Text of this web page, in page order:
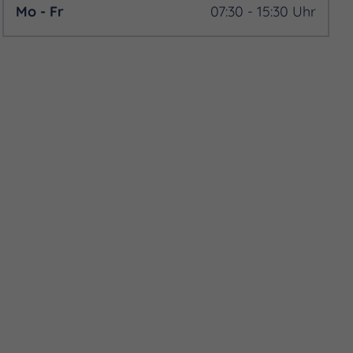
Mo - Fr 07:30 - 15:30 Uhr